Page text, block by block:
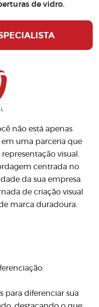
de vidro.
não está apenas
uma parceria que
visual.
centrada no
da sua empresa.
de criação visual
marca duradoura.
para diferenciar sua